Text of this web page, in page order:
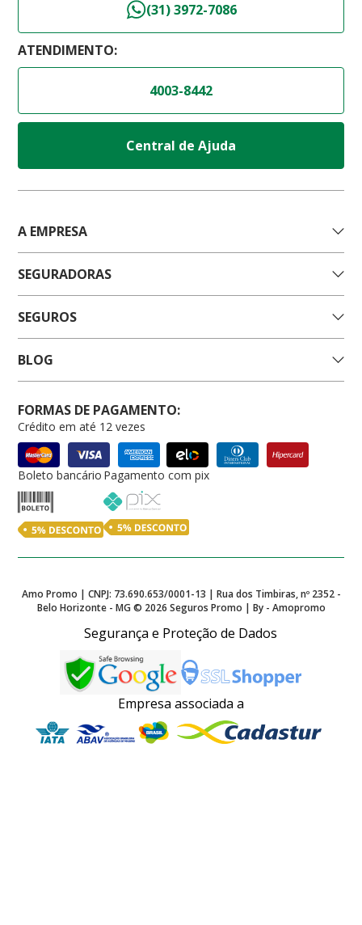
(31) 3972-7086
ATENDIMENTO:
4003-8442
Central de Ajuda
A EMPRESA
SEGURADORAS
SEGUROS
BLOG
FORMAS DE PAGAMENTO:
Crédito em até 12 vezes
Boleto bancário Pagamento com pix
Amo Promo | CNPJ: 73.690.653/0001-13 | Rua dos Timbiras, nº 2352 -
Belo Horizonte - MG © 2026 Seguros Promo | By - Amopromo
Segurança e Proteção de Dados
Empresa associada a